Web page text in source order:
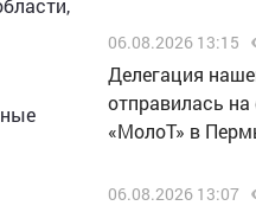
06.08.2026 13:15
Делегация
отправилась
«МолоТ» в
06.08.2026 13:07